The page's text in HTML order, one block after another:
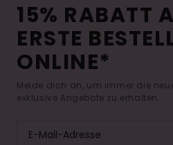
15% RABATT
ERSTE
ONLINE*
Melde dich an, um immer die
exklusive Angebote zu erhalten.